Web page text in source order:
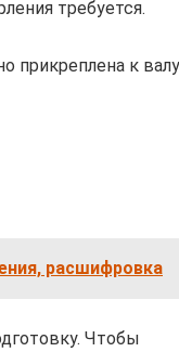
требуется.
прикреплена к валу
расшифровка
Чтобы